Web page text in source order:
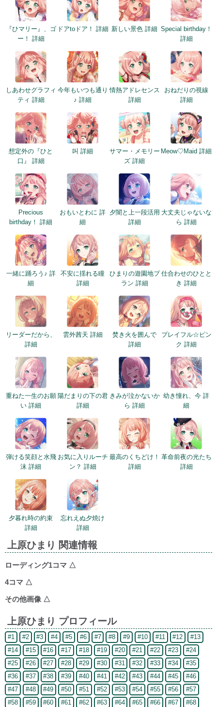
『ひマリー』、ゴ
ー！ 詳細
ドアtoドア！ 詳細 新しい景色 詳細 Special birthday！
詳細
しあわせグラフィ
ティ 詳細
今年もいつも通り
♪ 詳細
情熱アドレセンス
詳細
おねだりの視線
詳細
想定外の『ひと
口』 詳細
叫 詳細
サマー・メモリー
ズ 詳細
Meow♡Maid 詳細
Precious
birthday！ 詳細
おもいとわに 詳
細
夕闇と上一段活用
詳細
大丈夫じゃないな
ら 詳細
一緒に踊ろう♪ 詳
細
不安に揺れる瞳
詳細
ひまりの遊園地プ
ラン 詳細
仕合わせのひとと
き 詳細
リーダーだから、
詳細
雲外茜天 詳細
焚き火を囲んで
詳細
プレイフル☆ピン
ク 詳細
重ねた一生のお願
い 詳細
陽だまりの下の君
詳細
きみが泣かないか
ら 詳細
幼き憧れ、今 詳
細
弾ける笑顔と水飛
沫 詳細
お気に入りルーチ
ン？ 詳細
最高のくちどけ！
詳細
革命前夜の光たち
詳細
夕暮れ時の約束
詳細
忘れえぬ夕焼け
詳細
上原ひまり 関連情報
ローディング1コマ △
4コマ △
その他画像 △
上原ひまり プロフィール
#1 #2 #3 #4 #5 #6 #7 #8 #9 #10 #11 #12
#13
#14
#15 #16 #17 #18 #19 #20 #21 #22 #23
#24
#25
#26 #27 #28 #29 #30 #31 #32 #33 #34
#35
#36
#37 #38 #39 #40 #41 #42 #43 #44 #45
#46
#47
#48 #49 #50 #51 #52 #53 #54 #55 #56
#57
#58
#59 #60 #61 #62 #63 #64 #65 #66 #67
#68